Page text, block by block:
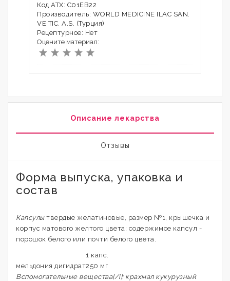
Код АТХ: C01EB22
Производитель: WORLD MEDICINE ILAC SAN.
VE TIC. A.S. (Турция)
Рецептурное: Нет
Оцените материал:
Описание лекарства
Отзывы
Форма выпуска, упаковка и
состав
Капсулытвердые желатиновые, размер №1, крышечка и
корпус матового желтого цвета; содержимое капсул -
порошок белого или почти белого цвета.
1 капс.
мельдония дигидрат250 мг
Вспомогательные вещества[/i]: крахмал кукурузный